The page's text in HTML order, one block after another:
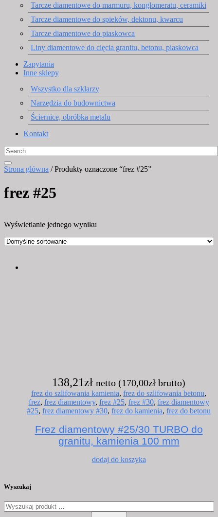
Tarcze diamentowe do marmuru, konglomeratu, ceramiki
Tarcze diamentowe do spieków, dektonu, kwarcu
Tarcze diamentowe do piaskowca
Liny diamentowe do cięcia granitu, betonu, piaskowca
Zapytania
Inne sklepy
Wszystko dla szklarzy
Narzędzia do budownictwa
Ściernice, obróbka metalu
Kontakt
Strona główna / Produkty oznaczone “frez #25”
frez #25
Wyświetlanie jednego wyniku
138,21zł netto (170,00zł brutto)
frez do szlifowania kamienia, frez do szlifowania betonu,
frez, frez diamentowy, frez #25, frez #30, frez diamentowy
#25, frez diamentowy #30, frez do kamienia, frez do betonu
Frez diamentowy #25/30 TURBO do
granitu, kamienia 100 mm
dodaj do koszyka
Wyszukaj